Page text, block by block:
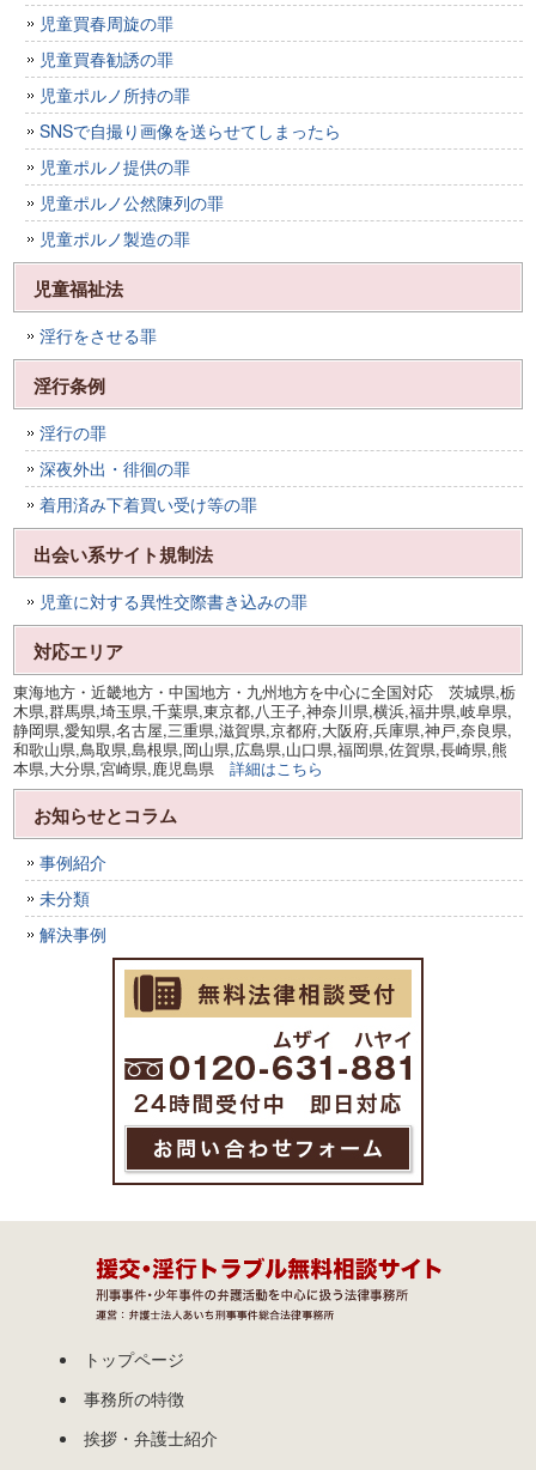
児童買春周旋の罪
児童買春勧誘の罪
児童ポルノ所持の罪
SNSで自撮り画像を送らせてしまったら
児童ポルノ提供の罪
児童ポルノ公然陳列の罪
児童ポルノ製造の罪
児童福祉法
淫行をさせる罪
淫行条例
淫行の罪
深夜外出・徘徊の罪
着用済み下着買い受け等の罪
出会い系サイト規制法
児童に対する異性交際書き込みの罪
対応エリア
東海地方・近畿地方・中国地方・九州地方を中心に全国対応 茨城県,栃
木県,群馬県,埼玉県,千葉県,東京都,八王子,神奈川県,横浜,福井県,岐阜県,
静岡県,愛知県,名古屋,三重県,滋賀県,京都府,大阪府,兵庫県,神戸,奈良県,
和歌山県,鳥取県,島根県,岡山県,広島県,山口県,福岡県,佐賀県,長崎県,熊
本県,大分県,宮崎県,鹿児島県詳細はこちら
お知らせとコラム
事例紹介
未分類
解決事例
トップページ
事務所の特徴
挨拶・弁護士紹介